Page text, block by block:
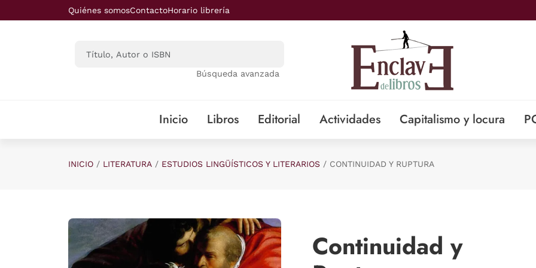
Saltar al contenido principal
Quiénes somosContactoHorario librería
Búsqueda avanzada
Inicio Libros Editorial Actividades Capitalismo y locura
INICIO LITERATURA ESTUDIOS LINGÜÍSTICOS Y LITERARIOS CONTINUIDAD Y RUPTURA
Continuidad y